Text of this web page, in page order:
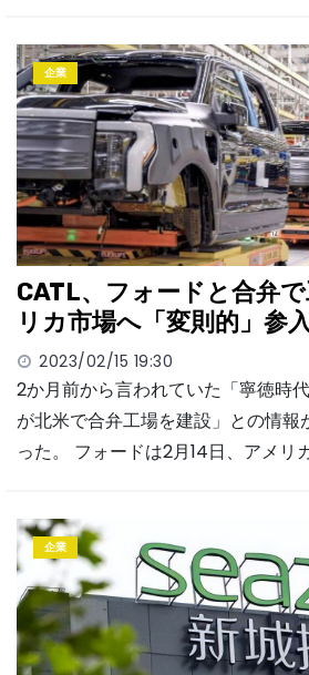
企業
CATL、フォードと合弁
リカ市場へ「変則的」参
2023/02/15 19:30
2か月前から言われていた「寧徳時
が北米で合弁工場を建設」との情報
った。 フォードは2月14日、アメリ
企業